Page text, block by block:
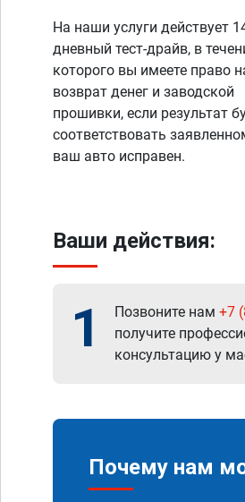
На наши услуги действует
дневный тест-драйв, в
которого вы имеете право
возврат денег и заводской
прошивки, если результат
соответствовать
ваш авто исправен.
Ваши действия:
1 Позвоните нам +7
получите
консультацию у
Почему нам